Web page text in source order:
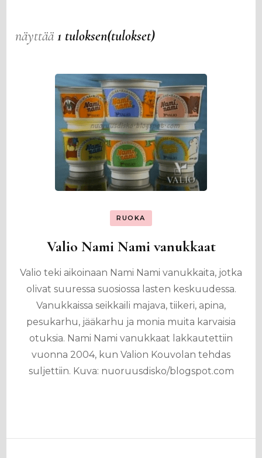
näyttää1 tuloksen(tulokset)
RUOKA
Valio Nami Nami vanukkaat
Valio teki aikoinaan Nami Nami vanukkaita, jotka
olivat suuressa suosiossa lasten keskuudessa.
Vanukkaissa seikkaili majava, tiikeri, apina,
pesukarhu, jääkarhu ja monia muita karvaisia
otuksia. Nami Nami vanukkaat lakkautettiin
vuonna 2004, kun Valion Kouvolan tehdas
suljettiin. Kuva: nuoruusdisko/blogspot.com